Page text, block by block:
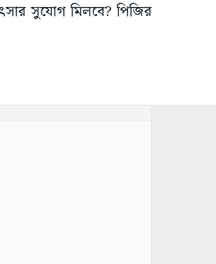
সুযোগ মিলবে? পিজির